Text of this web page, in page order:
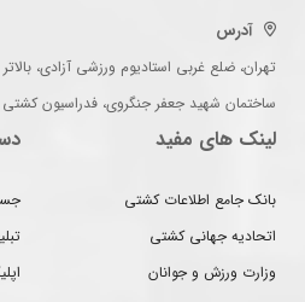
آدرس
تهران، ضلع غربی استادیوم ورزشی آزادی،
ساختمان شهید جعفر جنگروی، فدراسیون
لینک های مفید
بانک جامع اطلاعات کشتی
اتحادیه جهانی کشتی
وزارت ورزش و جوانان